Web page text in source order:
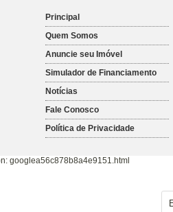
Home Spot Vila Clementino
Hub Br
Hub Home Club Tatuapé
Jardim das Rosas
Kz Carapicuiba
Kz Next Freguesia
Kz Vila dos Remedios
Principal
Quem Somos
Anuncie seu Imóvel
Simulador de Financiamento
Notícias
Fale Conosco
Política de Privacidade
googlea56c878b8a4e9151.html